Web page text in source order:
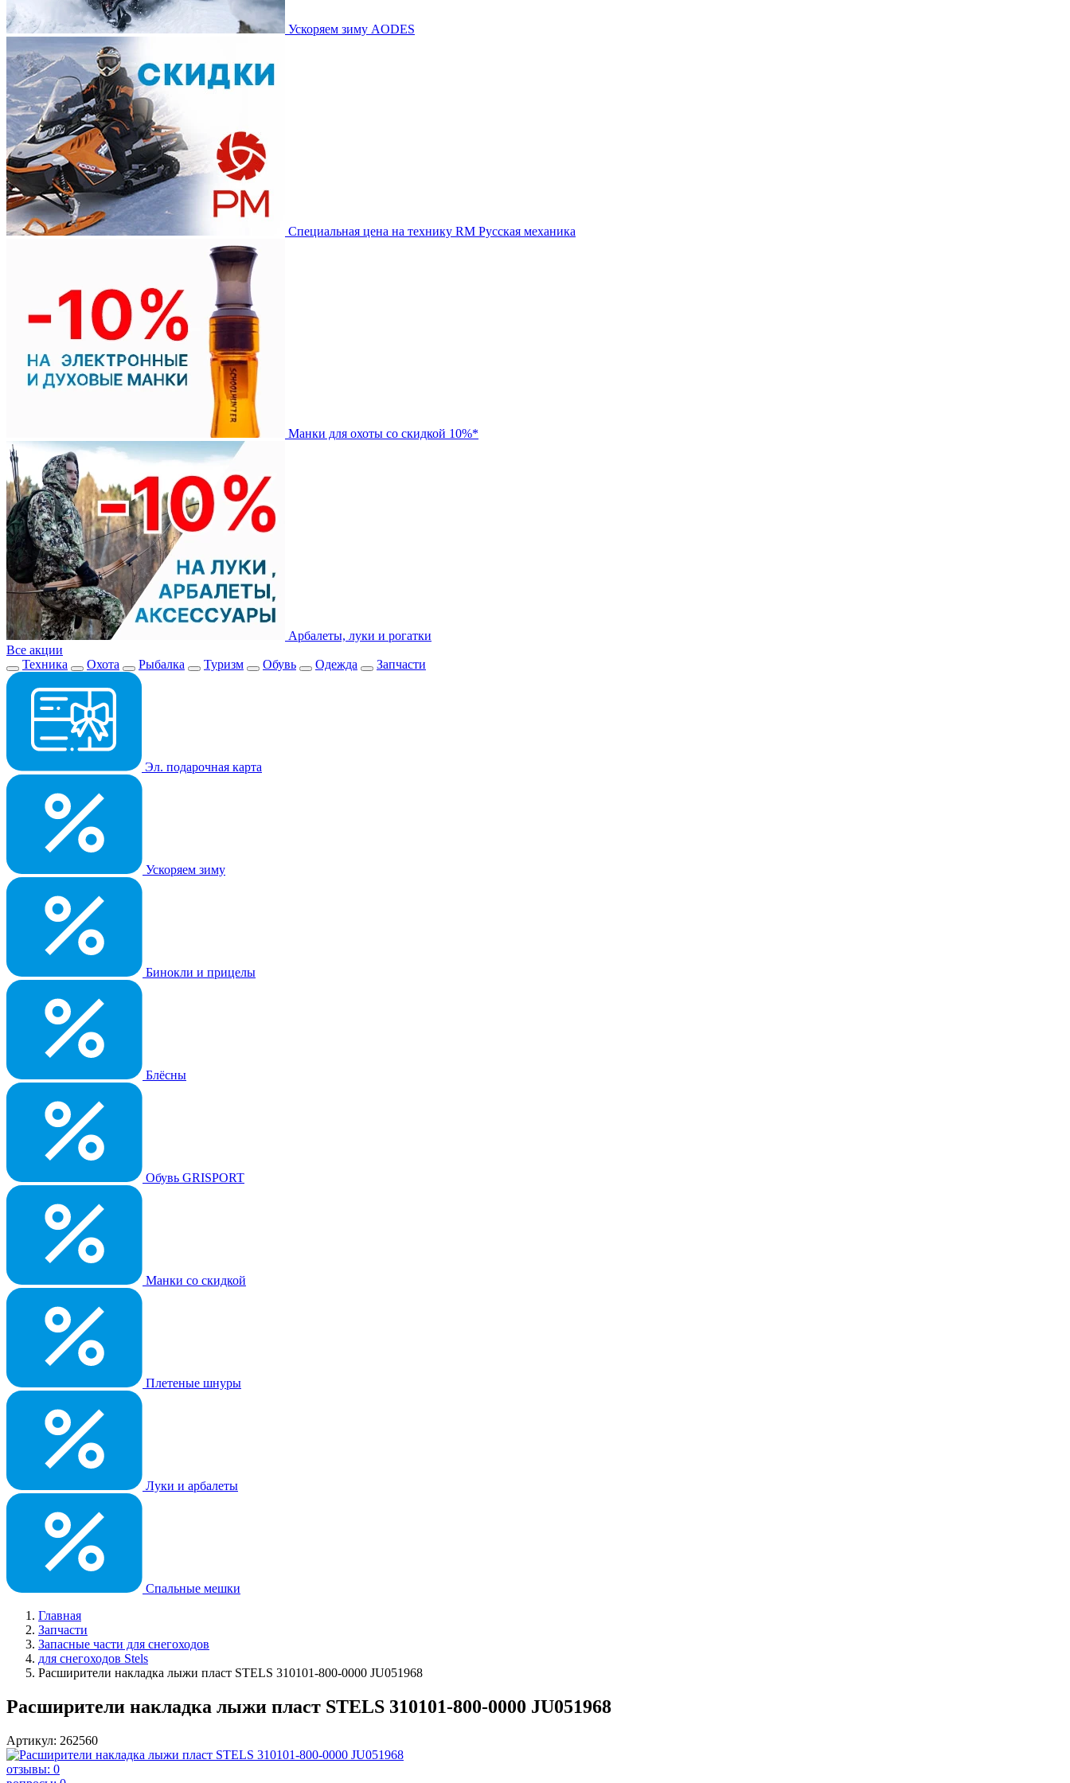
Ускоряем зиму AODES
Специальная цена на технику RM Русская механика
Манки для охоты со скидкой 10%*
Арбалеты, луки и рогатки
Все акции
Техника
Охота Рыбалка Туризм Обувь Одежда Запчасти
Эл. подарочная карта
Ускоряем зиму
Бинокли и прицелы
Блёсны
Обувь GRISPORT
Манки со скидкой
Плетеные шнуры
Луки и арбалеты
Спальные мешки
Главная
Запчасти
Запасные части для снегоходов
для снегоходов Stels
Расширители накладка лыжи пласт STELS 310101-800-0000 JU051968
Расширители накладка лыжи пласт STELS 310101-800-0000 JU051968
Артикул: 262560
отзывы: 0